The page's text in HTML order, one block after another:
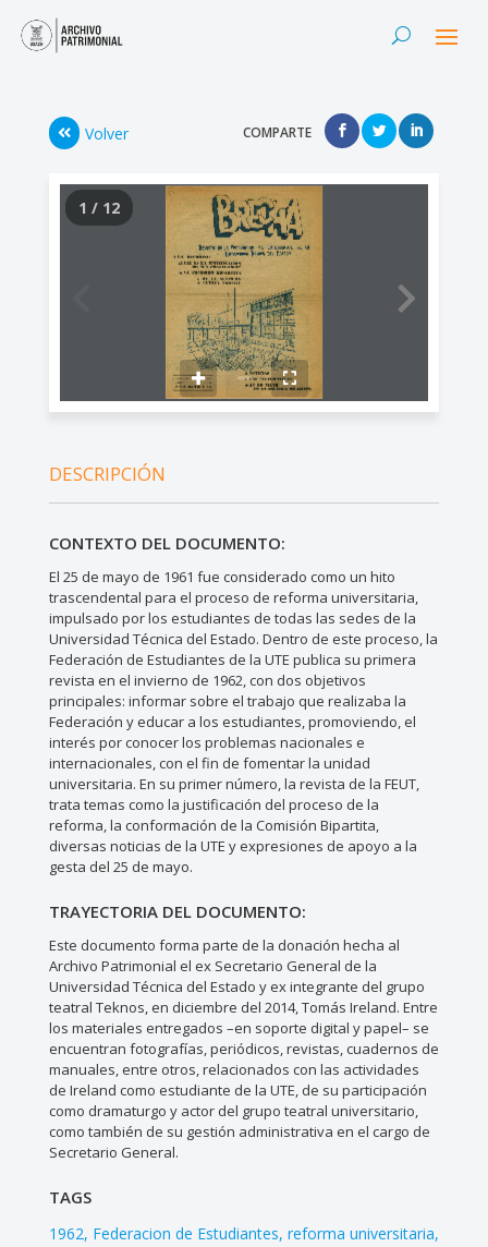
Volver COMPARTE
1 / 12
DESCRIPCIÓN
CONTEXTO DEL DOCUMENTO:
El 25 de mayo de 1961 fue considerado como un hito
trascendental para el proceso de reforma universitaria,
impulsado por los estudiantes de todas las sedes de la
Universidad Técnica del Estado. Dentro de este proceso, la
Federación de Estudiantes de la UTE publica su primera
revista en el invierno de 1962, con dos objetivos
principales: informar sobre el trabajo que realizaba la
Federación y educar a los estudiantes, promoviendo, el
interés por conocer los problemas nacionales e
internacionales, con el fin de fomentar la unidad
universitaria. En su primer número, la revista de la FEUT,
trata temas como la justificación del proceso de la
reforma, la conformación de la Comisión Bipartita,
diversas noticias de la UTE y expresiones de apoyo a la
gesta del 25 de mayo.
TRAYECTORIA DEL DOCUMENTO:
Este documento forma parte de la donación hecha al
Archivo Patrimonial el ex Secretario General de la
Universidad Técnica del Estado y ex integrante del grupo
teatral Teknos, en diciembre del 2014, Tomás Ireland. Entre
los materiales entregados –en soporte digital y papel– se
encuentran fotografías, periódicos, revistas, cuadernos de
manuales, entre otros, relacionados con las actividades
de Ireland como estudiante de la UTE, de su participación
como dramaturgo y actor del grupo teatral universitario,
como también de su gestión administrativa en el cargo de
Secretario General.
TAGS
1962 Federacion de Estudiantes reforma universitaria